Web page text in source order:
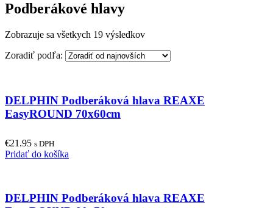
Podberákové hlavy
Zobrazuje sa všetkych 19 výsledkov
Zoradiť podľa:
DELPHIN Podberáková hlava REAXE
EasyROUND 70x60cm
€21.95 s DPH
Pridať do košíka
DELPHIN Podberáková hlava REAXE